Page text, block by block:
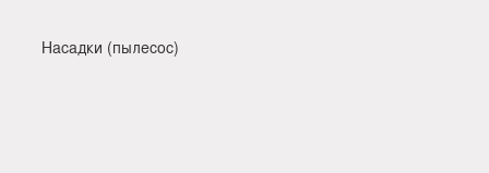
Насадки (пылесос)